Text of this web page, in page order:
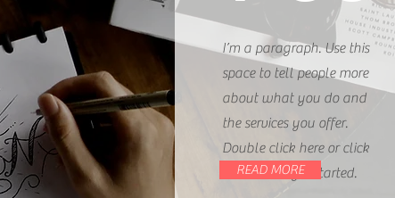
I’m a paragraph. Use this
space to tell people more
about what you do and
the services you offer.
Double click here or click
Edit Text to get started.
READ MORE